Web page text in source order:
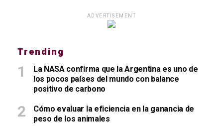
ADVERTISEMENT
Trending
La NASA confirma que la Argentina es uno de
los pocos países del mundo con balance
positivo de carbono
Cómo evaluar la eficiencia en la ganancia de
peso de los animales